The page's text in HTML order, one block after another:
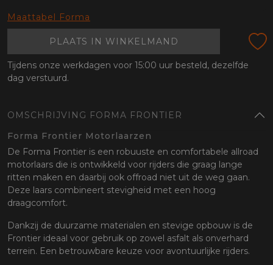
Maattabel Forma
PLAATS IN WINKELMAND
Tijdens onze werkdagen voor 15:00 uur besteld, dezelfde
dag verstuurd.
OMSCHRIJVING FORMA FRONTIER
Forma Frontier Motorlaarzen
De Forma Frontier is een robuuste en comfortabele allroad
motorlaars die is ontwikkeld voor rijders die graag lange
ritten maken en daarbij ook offroad niet uit de weg gaan.
Deze laars combineert stevigheid met een hoog
draagcomfort.
Dankzij de duurzame materialen en stevige opbouw is de
Frontier ideaal voor gebruik op zowel asfalt als onverhard
terrein. Een betrouwbare keuze voor avontuurlijke rijders.